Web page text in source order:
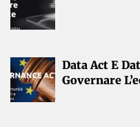
Data Act E
Governare